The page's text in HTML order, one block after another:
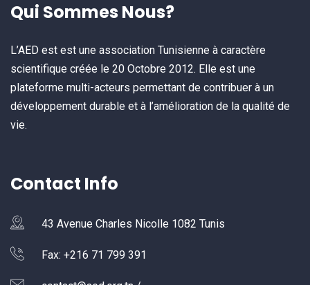
Qui Sommes Nous?
L’AED est est une association Tunisienne à caractère
scientifique créée le 20 Octobre 2012. Elle est une
plateforme multi-acteurs permettant de contribuer à un
développement durable et à l’amélioration de la qualité de
vie.
Contact Info
43 Avenue Charles Nicolle 1082 Tunis
Fax: +216 71 799 391